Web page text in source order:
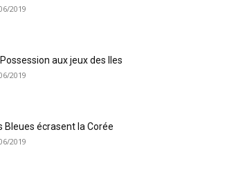
2019
Possession aux jeux des Iles
2019
Bleues écrasent la Corée
2019